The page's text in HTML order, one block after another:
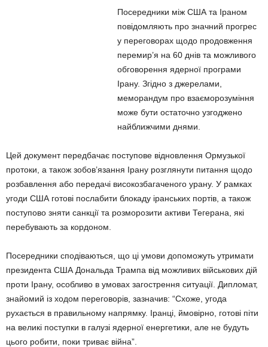
Посередники між США та Іраном
повідомляють про значний прогрес
у переговорах щодо продовження
перемир’я на 60 днів та можливого
обговорення ядерної програми
Ірану. Згідно з джерелами,
меморандум про взаєморозуміння
може бути остаточно узгоджено
найближчими днями.
Цей документ передбачає поступове відновлення Ормузької
протоки, а також зобов’язання Ірану розглянути питання щодо
розбавлення або передачі високозбагаченого урану. У рамках
угоди США готові послабити блокаду іранських портів, а також
поступово зняти санкції та розморозити активи Тегерана, які
перебувають за кордоном.
Посередники сподіваються, що ці умови допоможуть утримати
президента США Дональда Трампа від можливих військових дій
проти Ірану, особливо в умовах загострення ситуації. Дипломат,
знайомий із ходом переговорів, зазначив: “Схоже, угода
рухається в правильному напрямку. Іранці, ймовірно, готові піти
на великі поступки в галузі ядерної енергетики, але не будуть
цього робити, поки триває війна”.